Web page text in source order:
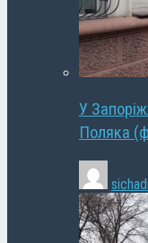
У
Поляка